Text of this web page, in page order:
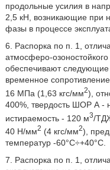
продольные усилия в
2,5 кН, возникающие при
фазы в процессе
6. Распорка по п. 1,
атмосферо-
обеспечивают следующие
временное
16 МПа (1,63 кгс/мм2),
400%, твердость ШОР А -
истираемость - 120 м3/
40 Н/мм2 (4 кгс/мм2),
температур -60°C÷+40°C.
7. Распорка по п. 1,